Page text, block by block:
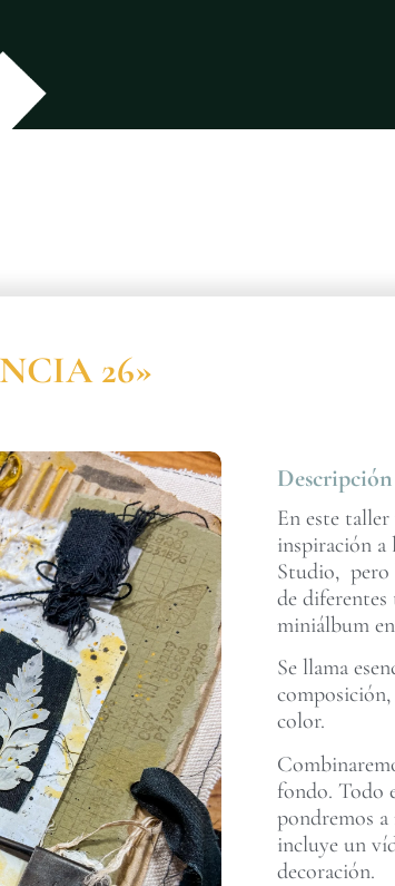
26»
Descripción
En este
inspiración a
Studio, pero
de diferentes
miniálbum
Se llama
color.
fondo. Todo
pondremos
incluye un
decoración.